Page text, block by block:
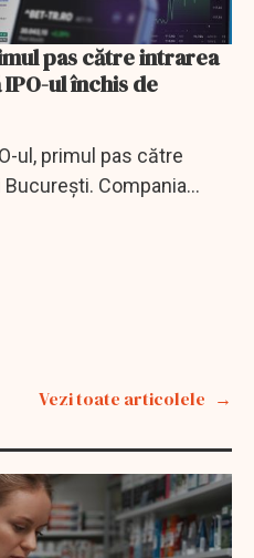
pas către intrarea
ul închis de
ul, primul pas către
București. Compania
lei.
Vezi toate articolele